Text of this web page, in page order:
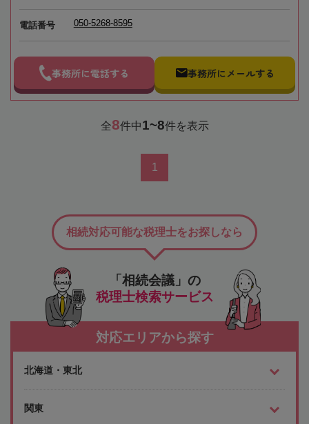
電話番号 050-5268-8595
事務所に電話する 事務所にメールする
全8件中1~8件を表示
1
「相続会議」の
税理士検索サービス
相続対応可能な税理士をお探しなら
対応エリアから探す
北海道・東北
関東